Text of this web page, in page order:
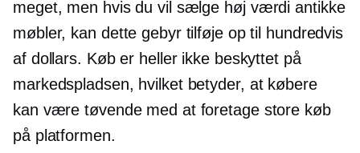
meget, men hvis du vil sælge høj værdi antikke
møbler, kan dette gebyr tilføje op til hundredvis
af dollars. Køb er heller ikke beskyttet på
markedspladsen, hvilket betyder, at købere
kan være tøvende med at foretage store køb
på platformen.